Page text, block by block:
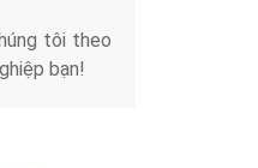
tôi theo
bạn!